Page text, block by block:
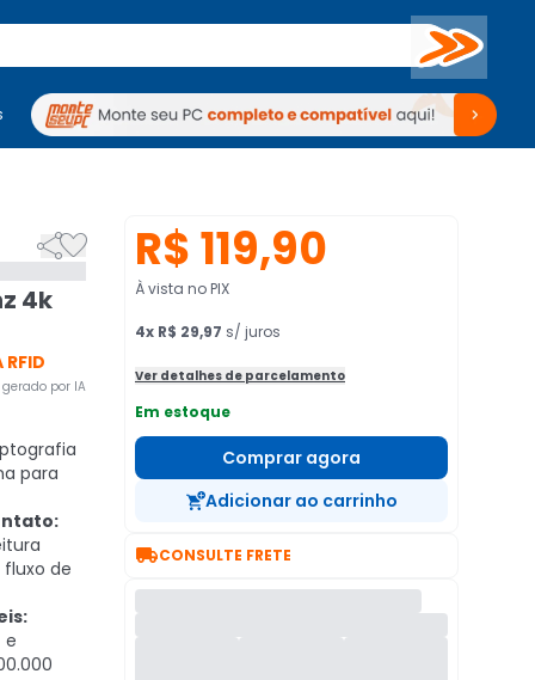
Buscar
Periféricos TV Venda no KaBuM!
Periféricos TV Venda no KaBuM!

4k
RFID
por IA
para
de
e
R$ 119,90
À vista no PIX
4x R$ 29,97 s/ juros
Ver detalhes de parcelamento
Em estoque
Comprar agora
Adicionar ao carrinho
CONSULTE FRETE